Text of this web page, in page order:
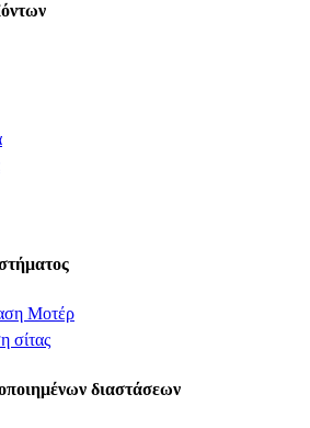
Μοτέρ
σίτας
διαστάσεων